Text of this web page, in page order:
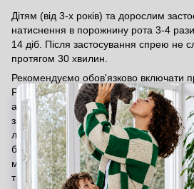
Дітям (від 3-х років) та дорослим
натиснення в порожнину рота 3-4
14 діб. Після застосування спрею не
протягом 30 хвилин.
Рекомендуємо обов'язково включати
ProbioLor у комплексну терапію разом
антибіотиками. Використовуйте його
застосування антибіотика, щоб
ліквідувати патогенні біоплівки та
біоплівку з корисних бактерій. Це
мікрофлору слизових оболонок і
та безпечну дію антибіотиків.